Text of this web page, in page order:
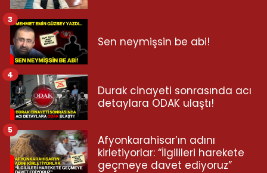
Sen neymişsin be abi!
3
Durak cinayeti sonrasında acı
detaylara ODAK ulaştı!
4
Afyonkarahisar’ın adını
kirletiyorlar: “İlgilileri harekete
geçmeye davet ediyoruz”
5